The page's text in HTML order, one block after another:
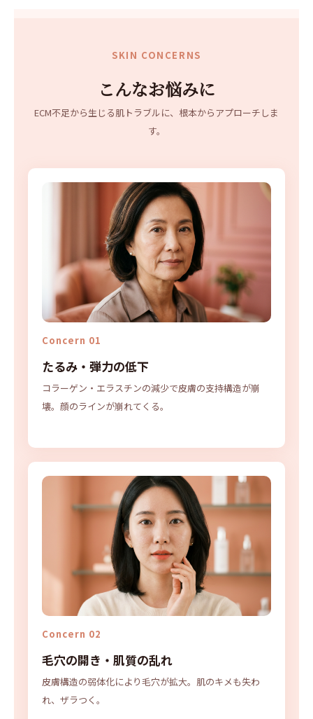
SKIN CONCERNS
こんなお悩みに
ECM不足から生じる肌トラブルに、根本からアプローチしま
す。
Concern 01
たるみ・弾力の低下
コラーゲン・エラスチンの減少で皮膚の支持構造が崩
壊。顔のラインが崩れてくる。
Concern 02
毛穴の開き・肌質の乱れ
皮膚構造の弱体化により毛穴が拡大。肌のキメも失わ
れ、ザラつく。